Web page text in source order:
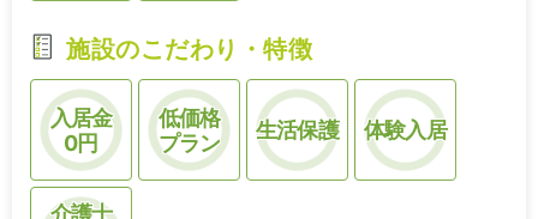
施設のこだわり・特徴
入居金
0円
低価格
プラン
生活保護 体験入居